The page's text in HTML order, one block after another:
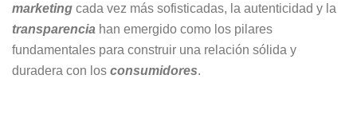
marketing cada vez más sofisticadas, la autenticidad y la
transparencia han emergido como los pilares
fundamentales para construir una relación sólida y
duradera con los consumidores.